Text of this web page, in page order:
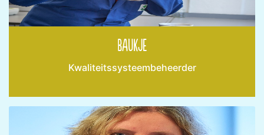
Baukje
Kwaliteitssysteembeheerder